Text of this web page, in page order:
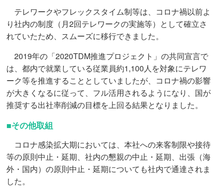
テレワークやフレックスタイム制等は、コロナ禍以前よ
り社内の制度（月2回テレワークの実施等）として確立さ
れていたため、スムーズに移行できました。
2019年の「2020TDM推進プロジェクト」の共同宣言で
は、都内で就業している従業員約1,100人を対象にテレワ
ーク等を推進することとしていましたが、コロナ禍の影響
が大きくなるに従って、フル活用されるようになり、国が
推奨する出社率削減の目標を上回る結果となりました。
■その他取組
コロナ感染拡大期においては、本社への来客制限や接待
等の原則中止・延期、社内の懇親の中止・延期、出張（海
外・国内）の原則中止・延期についても社内で通達されま
した。